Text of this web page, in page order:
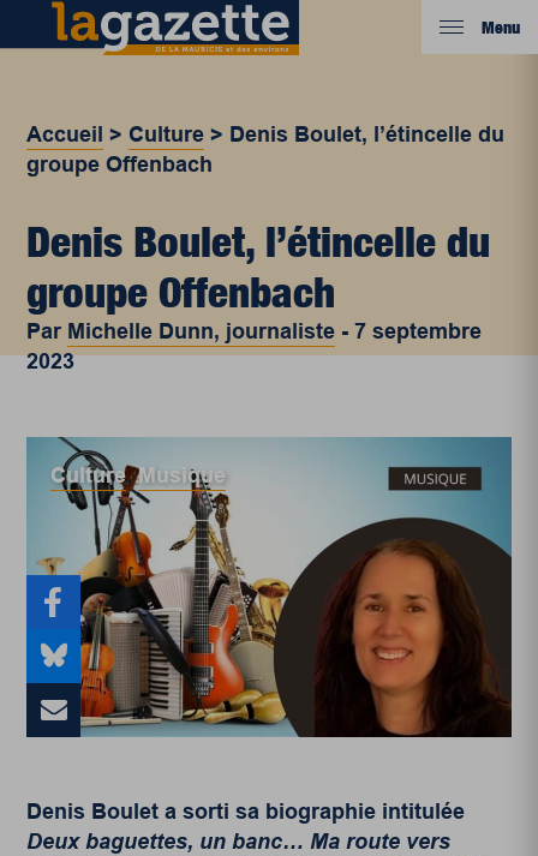
Menu
Accueil > Culture > Denis Boulet, l’étincelle du
groupe Offenbach
Denis Boulet, l’étincelle du
groupe Offenbach
Par Michelle Dunn, journaliste -7 septembre
2023
Culture,Musique
Denis Boulet a sorti sa biographie intitulée
Deux baguettes, un banc… Ma route vers